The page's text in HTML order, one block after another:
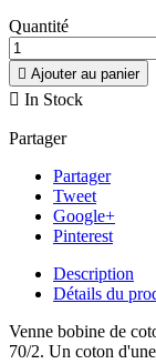
Quantité
 Ajouter au panier
 In Stock
Partager
Partager
Tweet
Google+
Pinterest
Description
Détails du
Venne bobine de
70/2. Un coton